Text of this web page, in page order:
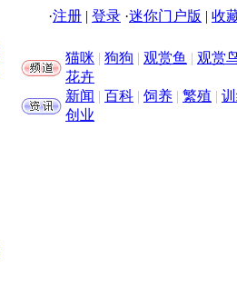
·注册 | 登录 ·迷你门户版 | 收
猫咪 | 狗狗 | 观赏鱼 | 观赏
花卉
新闻 | 百科 | 饲养 | 繁殖 |
创业